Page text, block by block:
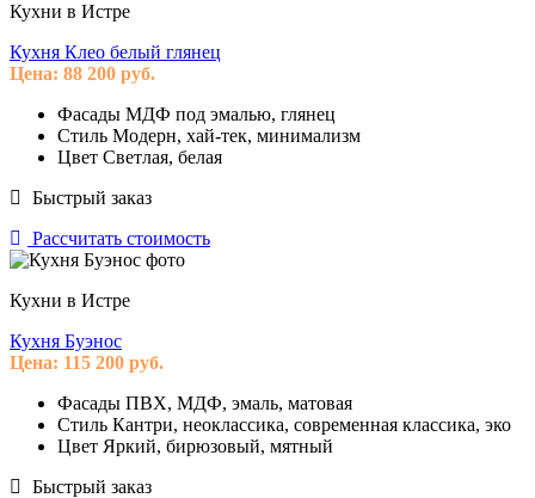
Кухни в Истре
Кухня Клео белый глянец
Цена: 88 200 руб.
Фасады МДФ под эмалью, глянец
Стиль Модерн, хай-тек, минимализм
Цвет Светлая, белая
Быстрый заказ
Рассчитать стоимость
Кухни в Истре
Кухня Буэнос
Цена: 115 200 руб.
Фасады ПВХ, МДФ, эмаль, матовая
Стиль Кантри, неоклассика, современная классика, эко
Цвет Яркий, бирюзовый, мятный
Быстрый заказ